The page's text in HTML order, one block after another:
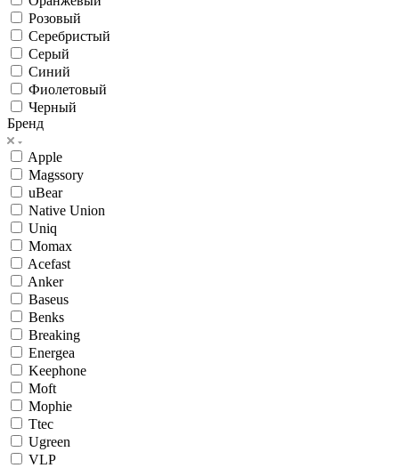
Розовый
Серебристый
Серый
Синий
Фиолетовый
Черный
Бренд
Apple
Magssory
uBear
Native Union
Uniq
Momax
Acefast
Anker
Baseus
Benks
Breaking
Energea
Keephone
Moft
Mophie
Ttec
Ugreen
VLP